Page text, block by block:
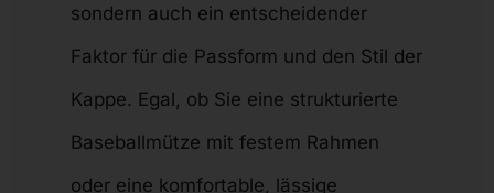
sondern auch ein entscheidender
Faktor für die Passform und den Stil der
Kappe. Egal, ob Sie eine strukturierte
Baseballmütze mit festem Rahmen
oder eine komfortable, lässige